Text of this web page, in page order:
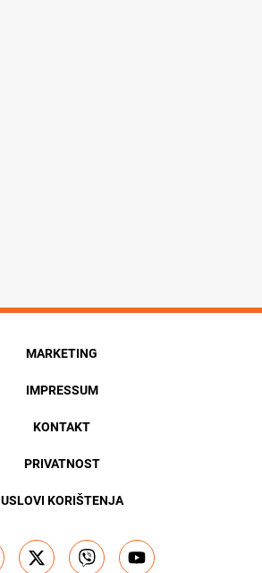
MARKETING
IMPRESSUM
KONTAKT
PRIVATNOST
USLOVI KORIŠTENJA